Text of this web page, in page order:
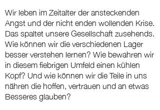
Wir leben im Zeitalter der ansteckenden
Angst und der nicht enden wollenden Krise.
Das spaltet unsere Gesellschaft zusehends.
Wie können wir die verschiedenen Lager
besser verstehen lernen? Wie bewahren wir
in diesem fiebrigen Umfeld einen kühlen
Kopf? Und wie können wir die Teile in uns
nähren die hoffen, vertrauen und an etwas
Besseres glauben?